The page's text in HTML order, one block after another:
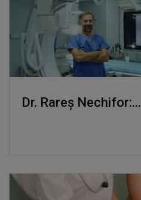
Dr. Rareș Nechifor:...